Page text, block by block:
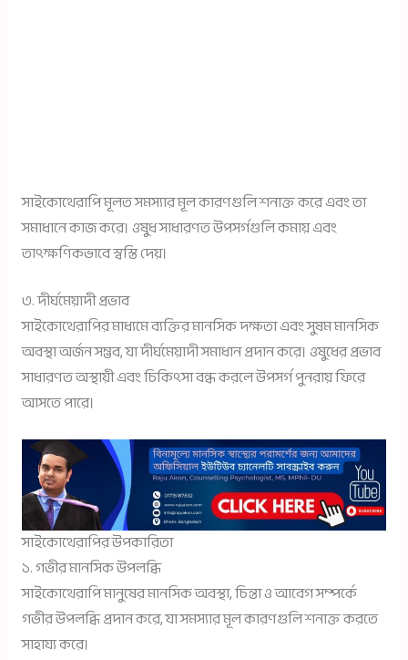
সাইকোথেরাপি মূলত সমস্যার মূল কারণগুলি শনাক্ত করে এবং তা
সমাধানে কাজ করে। ওষুধ সাধারণত উপসর্গগুলি কমায় এবং
তাৎক্ষণিকভাবে স্বস্তি দেয়।
৩. দীর্ঘমেয়াদী প্রভাব
সাইকোথেরাপির মাধ্যমে ব্যক্তির মানসিক দক্ষতা এবং সুষম মানসিক
অবস্থা অর্জন সম্ভব, যা দীর্ঘমেয়াদী সমাধান প্রদান করে। ওষুধের প্রভাব
সাধারণত অস্থায়ী এবং চিকিৎসা বন্ধ করলে উপসর্গ পুনরায় ফিরে
আসতে পারে।
সাইকোথেরাপির উপকারিতা
১. গভীর মানসিক উপলব্ধি
সাইকোথেরাপি মানুষের মানসিক অবস্থা, চিন্তা ও আবেগ সম্পর্কে
গভীর উপলব্ধি প্রদান করে, যা সমস্যার মূল কারণগুলি শনাক্ত করতে
সাহায্য করে।